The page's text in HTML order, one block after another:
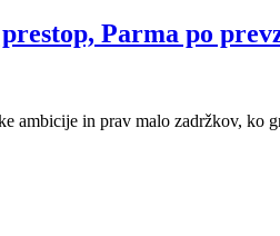
Parma po
ambicije in prav malo zadržkov,